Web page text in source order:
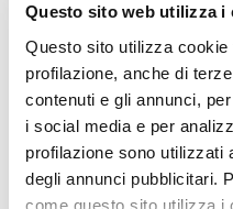
Questo sito web utilizza i
Questo sito utilizza
profilazione, anche di
contenuti e gli annunci,
i social media e per
profilazione sono utilizzati
degli annunci pubblicitari.
come questo sito utilizza i
a
t
o
S
e
BENESSERE NEROLI AND
HELICHRYSUM SOFT